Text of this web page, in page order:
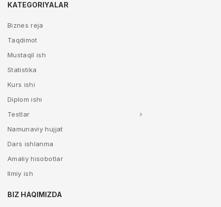
KATEGORIYALAR
Biznes reja
Taqdimot
Mustaqil ish
Statistika
Kurs ishi
Diplom ishi
Testlar
Namunaviy hujjat
Dars ishlanma
Amaliy hisobotlar
Ilmiy ish
BIZ HAQIMIZDA